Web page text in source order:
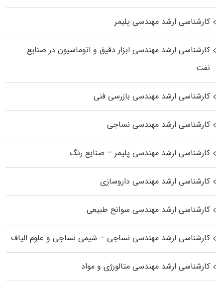
کارشناسی ارشد مهندسی پلیمر
کارشناسی ارشد مهندسی ابزار دقیق و اتوماسیون در صنایع
نفت
کارشناسی ارشد مهندسی بازرسی فنی
کارشناسی ارشد مهندسی نساجی
کارشناسی ارشد مهندسی پلیمر – صنایع رنگ
کارشناسی ارشد مهندسی داروسازی
کارشناسی ارشد مهندسی سوانح طبیعی
کارشناسی ارشد مهندسی نساجی – شیمی نساجی و علوم الیاف
کارشناسی ارشد مهندسی متالورژی و مواد